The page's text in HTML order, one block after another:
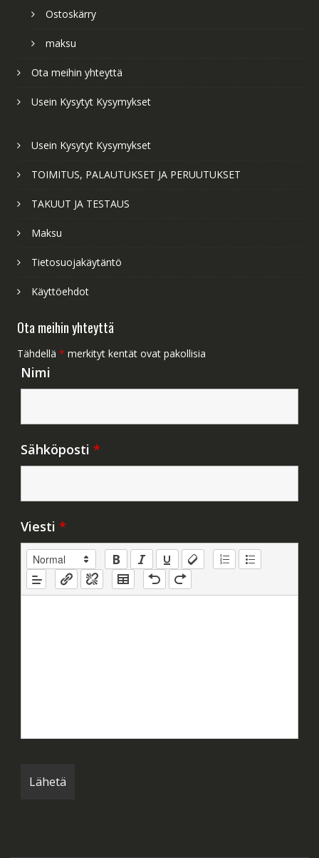
Ostoskärry
maksu
Ota meihin yhteyttä
Usein Kysytyt Kysymykset
Usein Kysytyt Kysymykset
TOIMITUS, PALAUTUKSET JA PERUUTUKSET
TAKUUT JA TESTAUS
Maksu
Tietosuojakäytäntö
Käyttöehdot
Ota meihin yhteyttä
Tähdellä * merkityt kentät ovat pakollisia
Nimi
Sähköposti *
Viesti *